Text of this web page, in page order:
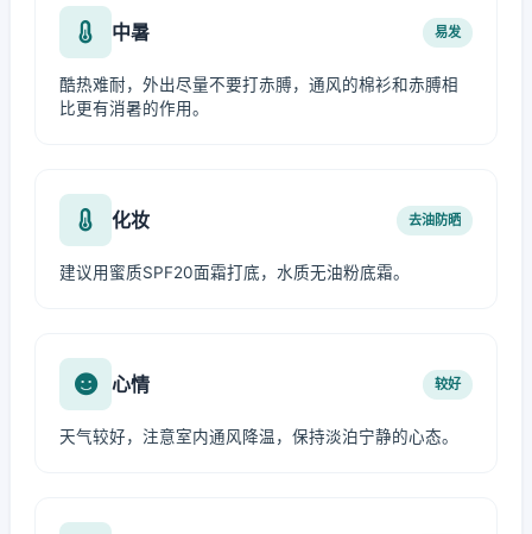
中暑 易发
酷热难耐，外出尽量不要打赤膊，通风的棉衫和赤膊相
比更有消暑的作用。
化妆 去油防晒
建议用蜜质SPF20面霜打底，水质无油粉底霜。
心情 较好
天气较好，注意室内通风降温，保持淡泊宁静的心态。